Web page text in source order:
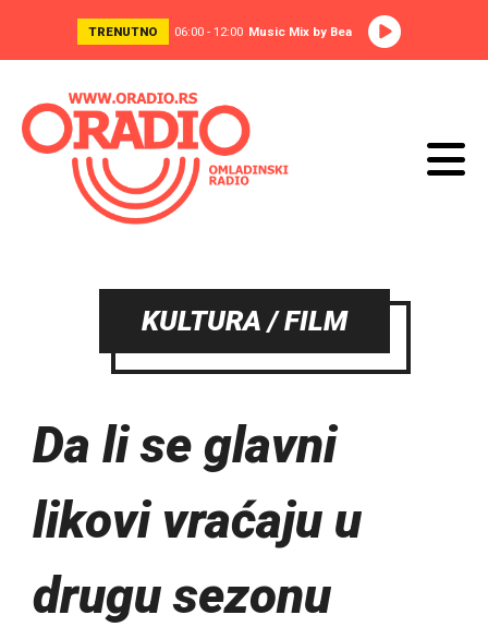
TRENUTNO 06:00 - 12:00 Music Mix by Bea
KULTURA / FILM
Da li se glavni
likovi vraćaju u
drugu sezonu